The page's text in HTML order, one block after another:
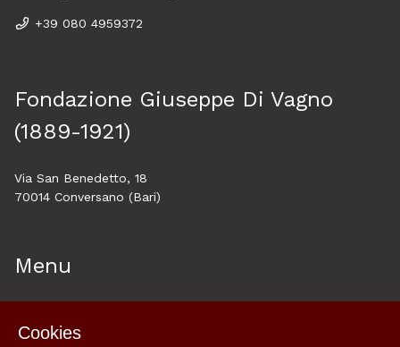
+39 080 4959372
Fondazione Giuseppe Di Vagno
(1889-1921)
Via San Benedetto, 18
70014 Conversano (Bari)
Menu
About
Cookies